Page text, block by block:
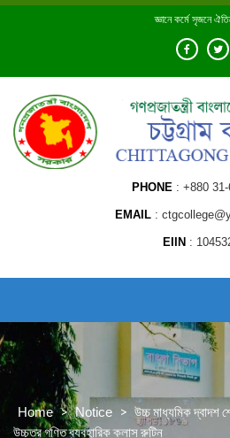
Skip
জ্ঞানে কর্মে সৃজনে
PHONE +880
EMAIL
EIIN
Home > Notice > উচ্চ মাধ্যমিক দ্বাদশ
উচ্চতর গণিত ব্যবহারিক ক্লাস রুটিন